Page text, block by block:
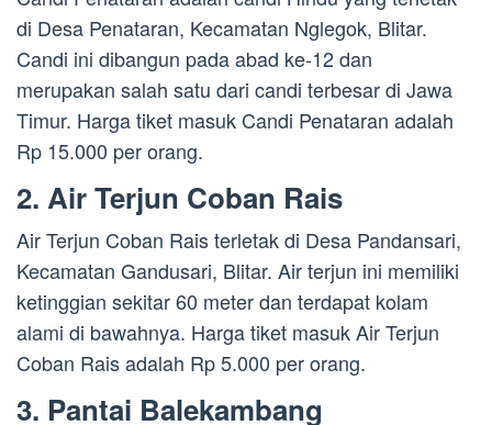
di Desa Penataran, Kecamatan Nglegok, Blitar.
Candi ini dibangun pada abad ke-12 dan
merupakan salah satu dari candi terbesar di Jawa
Timur. Harga tiket masuk Candi Penataran adalah
Rp 15.000 per orang.
2. Air Terjun Coban Rais
Air Terjun Coban Rais terletak di Desa Pandansari,
Kecamatan Gandusari, Blitar. Air terjun ini memiliki
ketinggian sekitar 60 meter dan terdapat kolam
alami di bawahnya. Harga tiket masuk Air Terjun
Coban Rais adalah Rp 5.000 per orang.
3. Pantai Balekambang